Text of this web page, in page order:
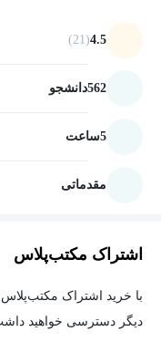
4.5
(21)
562دانشجو
5ساعت
مقدماتی
اشتراک مکتب‌پلاس
دیگر دسترسی خواهید